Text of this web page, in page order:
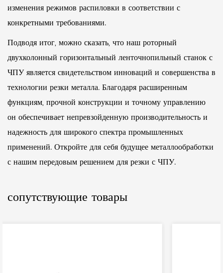
изменения режимов распиловки в соответствии с
конкретными требованиями.
Подводя итог, можно сказать, что наш роторный
двухколонный горизонтальный ленточнопильный станок с
ЧПУ является свидетельством инноваций и совершенства в
технологии резки металла. Благодаря расширенным
функциям, прочной конструкции и точному управлению
он обеспечивает непревзойденную производительность и
надежность для широкого спектра промышленных
применений. Откройте для себя будущее металлообработки
с нашим передовым решением для резки с ЧПУ.
сопутствующие товары